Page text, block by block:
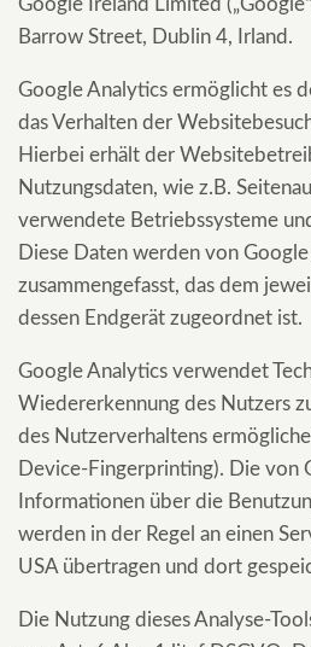
Google Ireland Limited
Barrow Street, Dublin 4, Irland.
Google Analytics ermöglicht es
das Verhalten der
Hierbei erhält der
Nutzungsdaten, wie z.B.
verwendete Betriebssysteme
Diese Daten werden von
zusammengefasst, das dem
dessen Endgerät zugeordnet ist.
Google Analytics verwendet
Wiedererkennung des Nutzers
des Nutzerverhaltens
Device-Fingerprinting). Die von
Informationen über die
werden in der Regel an einen
USA übertragen und dort
Die Nutzung dieses Analyse-